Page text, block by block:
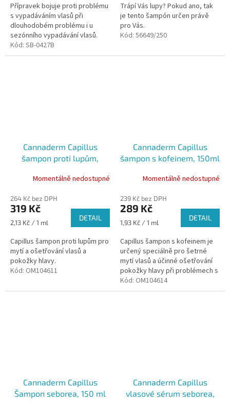
Přípravek bojuje proti problému
s vypadáváním vlasů při
dlouhodobém problému i u
sezónního vypadávání vlasů.
Tento trend, který přišel z USA
z výzkumné sportovní medicíny
Kód: SB-0427B
Trápí Vás lupy? Pokud ano, tak
je tento šampón určen právě
pro Vás.
Kód: 56649/250
Cannaderm Capillus
šampon proti lupům,
Momentálně nedostupné
264 Kč bez DPH
319 Kč
Měrná
2,13 Kč / 1 ml
DETAIL
Capillus šampon proti lupům pro
mytí a ošetřování vlasů a
pokožky hlavy.
Kód: OM104611
Cannaderm Capillus
šampon s kofeinem, 150ml
Momentálně nedostupné
239 Kč bez DPH
289 Kč
Měrná
1,93 Kč / 1 ml
DETAIL
Capillus šampon s kofeinem je
určený speciálně pro šetrné
mytí vlasů a účinné ošetřování
pokožky hlavy při problémech s
nadměrným padáním vlasů.
Kód: OM104614
Cannaderm Capillus
Šampon seborea, 150 ml
Cannaderm Capillus
vlasové sérum seborea,